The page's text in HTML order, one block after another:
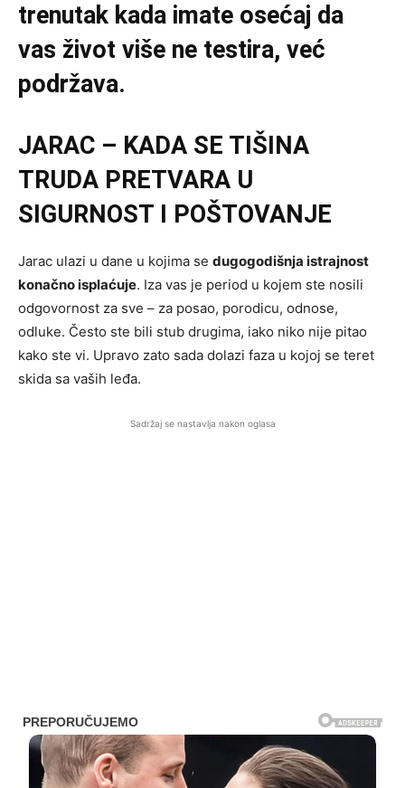
trenutak kada imate osećaj da
vas život više ne testira, već
podržava.
JARAC – KADA SE TIŠINA
TRUDA PRETVARA U
SIGURNOST I POŠTOVANJE
Jarac ulazi u dane u kojima se dugogodišnja istrajnost
konačno isplaćuje. Iza vas je period u kojem ste nosili
odgovornost za sve – za posao, porodicu, odnose,
odluke. Često ste bili stub drugima, iako niko nije pitao
kako ste vi. Upravo zato sada dolazi faza u kojoj se teret
skida sa vaših leđa.
Sadržaj se nastavlja nakon oglasa